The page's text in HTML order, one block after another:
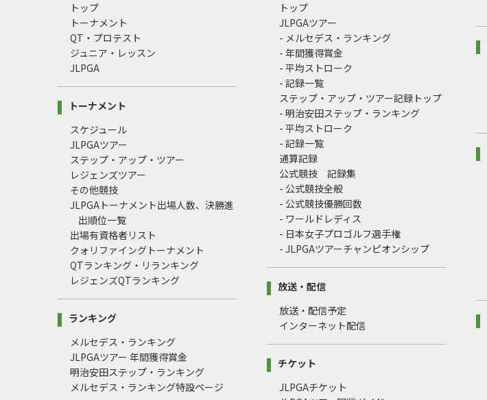
トップ
トーナメント
QT・プロテスト
ジュニア・レッスン
JLPGA
トーナメント
スケジュール
JLPGAツアー
ステップ・アップ・ツアー
レジェンズツアー
その他競技
JLPGAトーナメント出場人数、決勝進
出順位一覧
出場有資格者リスト
クォリファイングトーナメント
QTランキング・リランキング
レジェンズQTランキング
ランキング
メルセデス・ランキング
JLPGAツアー 年間獲得賞金
明治安田ステップ・ランキング
メルセデス・ランキング特設ページ
トップ
JLPGAツアー
- メルセデス・ランキング
- 年間獲得賞金
- 平均ストローク
- 記録一覧
ステップ・アップ・ツアー記録トップ
- 明治安田ステップ・ランキング
- 平均ストローク
- 記録一覧
通算記録
公式競技 記録集
- 公式競技全般
- 公式競技優勝回数
- ワールドレディス
- 日本女子プロゴルフ選手権
- JLPGAツアーチャンピオンシップ
放送・配信
放送・配信予定
インターネット配信
チケット
JLPGAチケット